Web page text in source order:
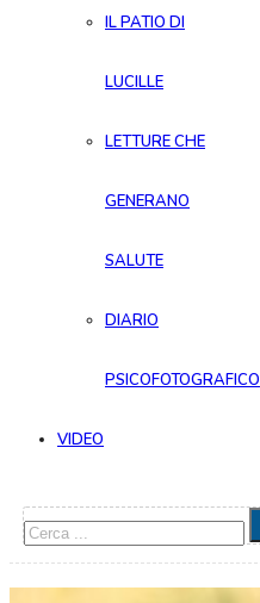
IL PATIO DI
LUCILLE
LETTURE CHE
GENERANO
SALUTE
DIARIO
PSICOFOTOGRAFICO
VIDEO
Cerca